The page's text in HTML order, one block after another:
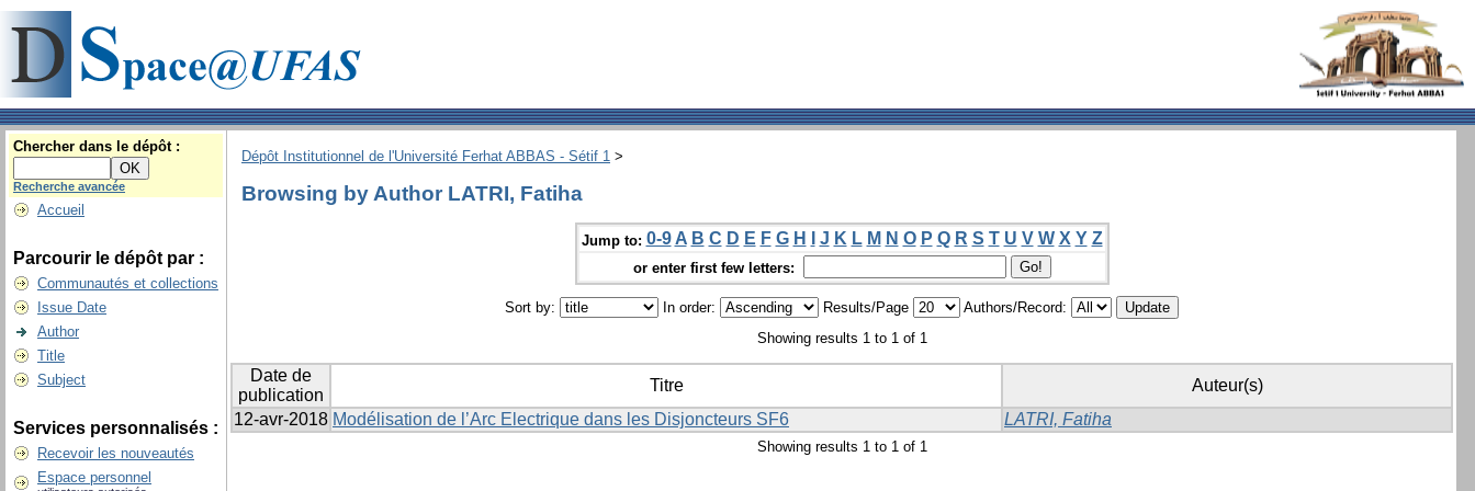
Chercher dans le dépôt :
Recherche avancée
Accueil
Parcourir le dépôt par :
Communautés et collections
Issue Date
Author
Title
Subject
Services personnalisés :
Recevoir les nouveautés
Espace personnel
Dépôt Institutionnel de l'Université Ferhat ABBAS - Sétif 1 >
Browsing by Author LATRI, Fatiha
Jump to: 0-9 A B C D E F G H J K L M N O P Q R S T U V W X Y Z
or enter first few letters:
Sort by: In order: Results/Page
Authors/Record:
Showing results 1 to 1 of 1
Date de
publication
Titre
Auteur(s)
12-avr-2018 Modélisation de l’Arc Electrique dans les Disjoncteurs SF6 LATRI, Fatiha
Showing results 1 to 1 of 1